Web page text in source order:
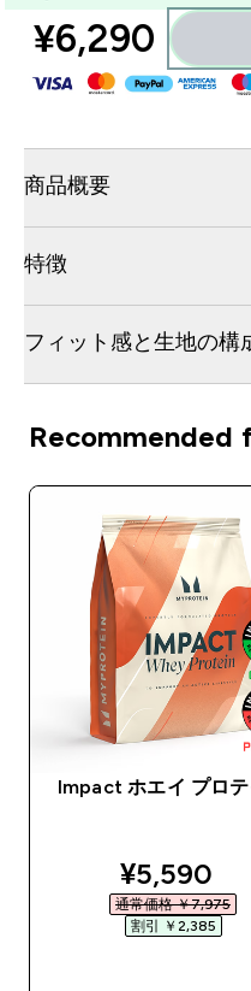
¥6,290‎
商品概要
特徴
フィット感と生地の構
Recommended
Impact ホエイ プロ
¥5,590‎
通常価格 ￥7,975‎
割引 ￥2,385‎